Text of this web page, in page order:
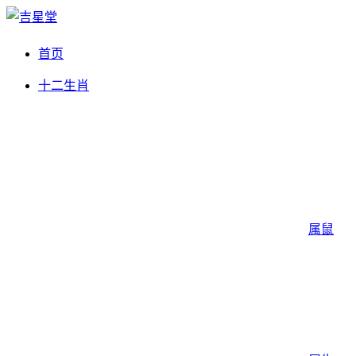
首页
十二生肖
属鼠